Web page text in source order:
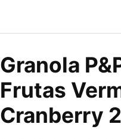
Granola
Frutas
Cranberry